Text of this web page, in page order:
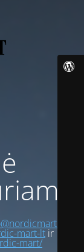
mart-ltir
mart/